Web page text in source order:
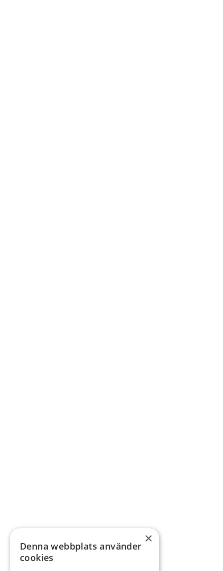
×
Denna webbplats använder
cookies